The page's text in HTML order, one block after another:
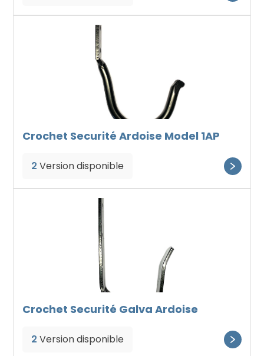
Crochet Securité Ardoise Model 1AP
2 Version disponible
Crochet Securité Galva Ardoise
2 Version disponible